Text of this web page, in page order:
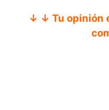
↓ ↓ Tu opinión